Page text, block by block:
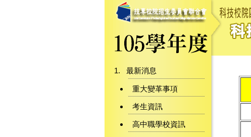
最新消息
重大變革事項
考生資訊
高中職學校資訊